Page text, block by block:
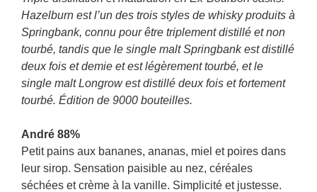
Hazelburn est l’un des trois styles de whisky produits à
Springbank, connu pour être triplement distillé et non
tourbé, tandis que le single malt Springbank est distillé
deux fois et demie et est légèrement tourbé, et le
single malt Longrow est distillé deux fois et fortement
tourbé. Édition de 9000 bouteilles.
André 88%
Petit pains aux bananes, ananas, miel et poires dans
leur sirop. Sensation paisible au nez, céréales
séchées et crème à la vanille. Simplicité et justesse.